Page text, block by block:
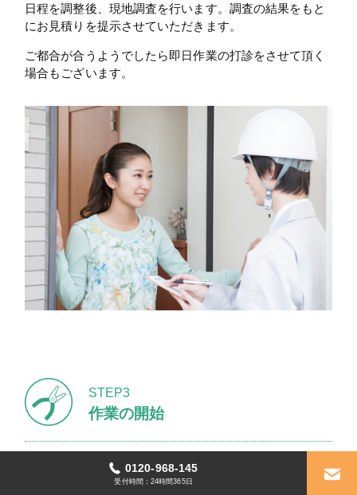
日程を調整後、現地調査を行います。調査の結果をもと
にお見積りを提示させていただきます。
ご都合が合うようでしたら即日作業の打診をさせて頂く
場合もございます。
作業の開始
STEP3
お見積もり金額にご快諾いただきましたら、お約束の作
業日に作業を行わさせていただきます（当日の場合もあ
0120-968-145
受付時間：24時間365日